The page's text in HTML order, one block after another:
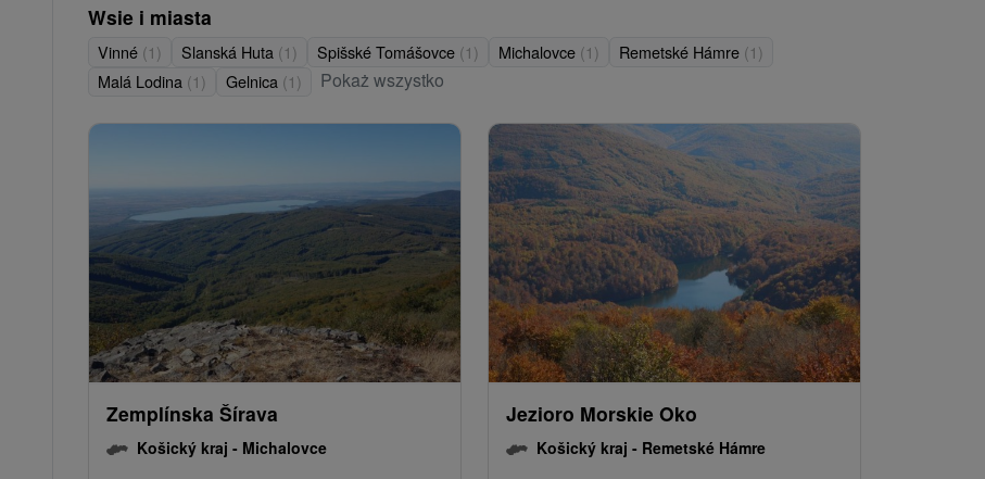
Wsie i miasta
Vinné (1) Slanská Huta (1) Spišské Tomášovce (1) Michalovce (1) Remetské Hámre (1)
Malá Lodina (1) Gelnica (1) Pokaż wszystko
Zemplínska Šírava
Košický kraj - Michalovce
Jezioro Morskie Oko
Košický kraj - Remetské Hámre